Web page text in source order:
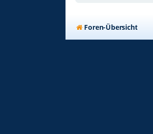
Foren-Übersicht